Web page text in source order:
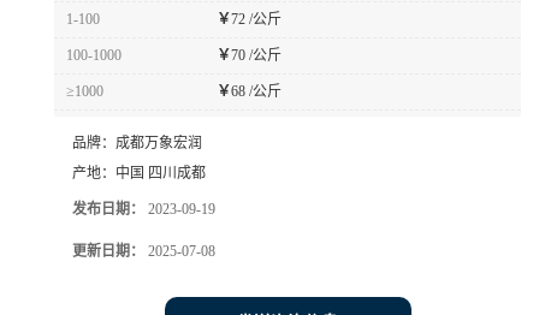
1-100 ￥72 /公斤
100-1000 ￥70 /公斤
≥1000 ￥68 /公斤
品牌： 成都万象宏润
产地： 中国 四川成都
发布日期： 2023-09-19
更新日期： 2025-07-08